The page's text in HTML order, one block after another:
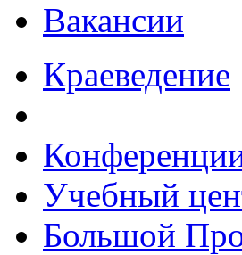
Вакансии
Краеведение
Учебный
Большой